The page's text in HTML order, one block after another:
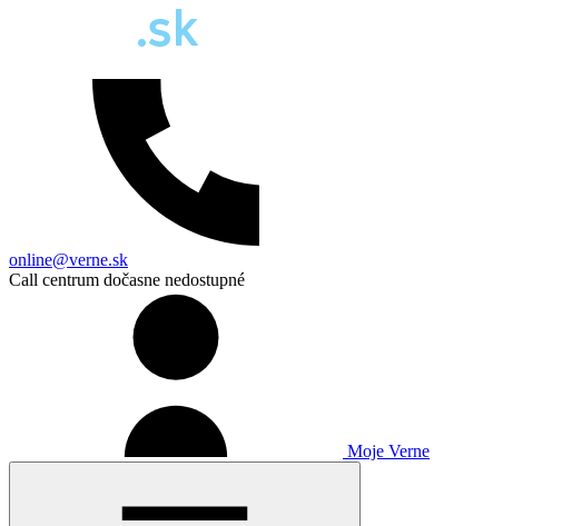
online@verne.sk
Call centrum dočasne nedostupné
Moje Verne